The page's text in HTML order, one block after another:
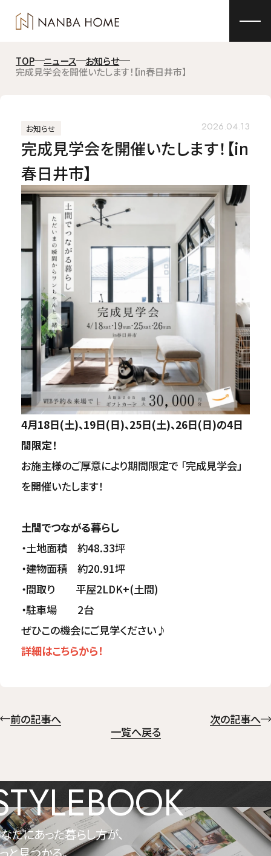
TOP ニュース
お知らせ
完成見学会を開催いたします！【in春日井市】
お知らせ 2026.04.13
完成見学会を開催いたします！【in
春日井市】
4月18日(土)、19日(日)、25日(土)、26日(日)の4日
間限定！
お施主様のご厚意により期間限定で 「完成見学会」
を開催いたします！
土間でつながる暮らし
・土地面積 約48.33坪
・建物面積 約20.91坪
・間取り 平屋2LDK+(土間)
・駐車場 2台
ぜひこの機会にご見学ください♪
詳細はこちらから！
前の記事へ
次の記事へ
一覧へ戻る
たにあった暮らし方が、
と見つかる。